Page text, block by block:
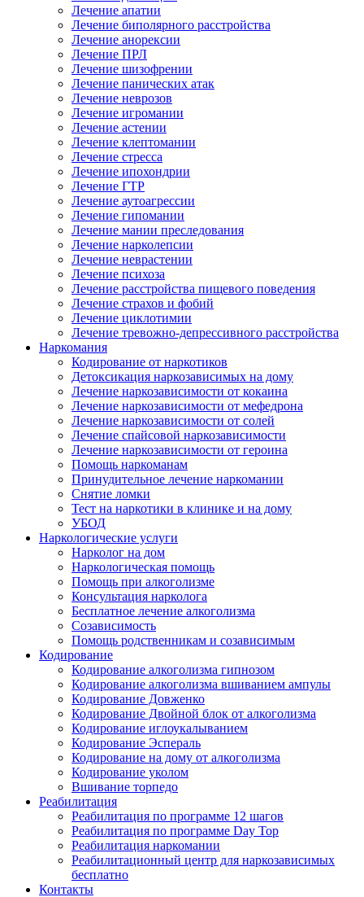
Лечение апатии
Лечение биполярного расстройства
Лечение анорексии
Лечение ПРЛ
Лечение шизофрении
Лечение панических атак
Лечение неврозов
Лечение игромании
Лечение астении
Лечение клептомании
Лечение стресса
Лечение ипохондрии
Лечение ГТР
Лечение аутоагрессии
Лечение гипомании
Лечение мании преследования
Лечение нарколепсии
Лечение неврастении
Лечение психоза
Лечение расстройства пищевого поведения
Лечение страхов и фобий
Лечение циклотимии
Лечение тревожно-депрессивного расстройства
Наркомания
Кодирование от наркотиков
Детоксикация наркозависимых на дому
Лечение наркозависимости от кокаина
Лечение наркозависимости от мефедрона
Лечение наркозависимости от солей
Лечение спайсовой наркозависимости
Лечение наркозависимости от героина
Помощь наркоманам
Принудительное лечение наркомании
Снятие ломки
Тест на наркотики в клинике и на дому
УБОД
Наркологические услуги
Нарколог на дом
Наркологическая помощь
Помощь при алкоголизме
Консультация нарколога
Бесплатное лечение алкоголизма
Созависимость
Помощь родственникам и созависимым
Кодирование
Кодирование алкоголизма гипнозом
Кодирование алкоголизма вшиванием ампулы
Кодирование Довженко
Кодирование Двойной блок от алкоголизма
Кодирование иглоукалыванием
Кодирование Эспераль
Кодирование на дому от алкоголизма
Кодирование уколом
Вшивание торпедо
Реабилитация
Реабилитация по программе 12 шагов
Реабилитация по программе Day Top
Реабилитация наркомании
Реабилитационный центр для наркозависимых
бесплатно
Контакты